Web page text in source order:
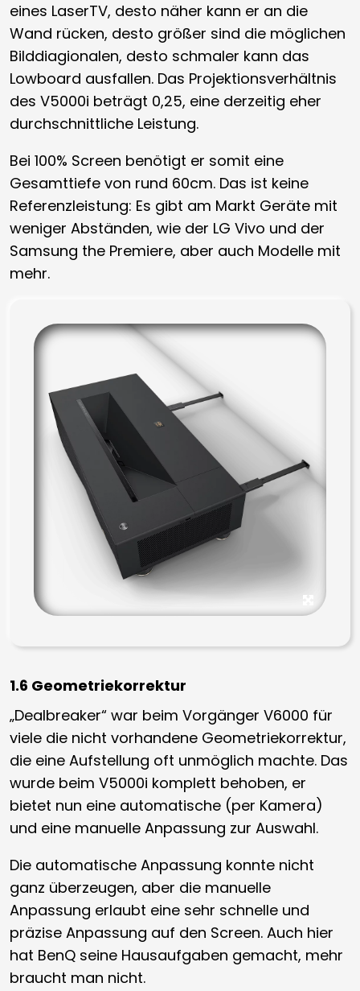
eines LaserTV, desto näher kann er an die
Wand rücken, desto größer sind die möglichen
Bilddiagionalen, desto schmaler kann das
Lowboard ausfallen. Das Projektionsverhältnis
des V5000i beträgt 0,25, eine derzeitig eher
durchschnittliche Leistung.
Bei 100% Screen benötigt er somit eine
Gesamttiefe von rund 60cm. Das ist keine
Referenzleistung: Es gibt am Markt Geräte mit
weniger Abständen, wie der LG Vivo und der
Samsung the Premiere, aber auch Modelle mit
mehr.
1.6 Geometriekorrektur
„Dealbreaker“ war beim Vorgänger V6000 für
viele die nicht vorhandene Geometriekorrektur,
die eine Aufstellung oft unmöglich machte. Das
wurde beim V5000i komplett behoben, er
bietet nun eine automatische (per Kamera)
und eine manuelle Anpassung zur Auswahl.
Die automatische Anpassung konnte nicht
ganz überzeugen, aber die manuelle
Anpassung erlaubt eine sehr schnelle und
präzise Anpassung auf den Screen. Auch hier
hat BenQ seine Hausaufgaben gemacht, mehr
braucht man nicht.